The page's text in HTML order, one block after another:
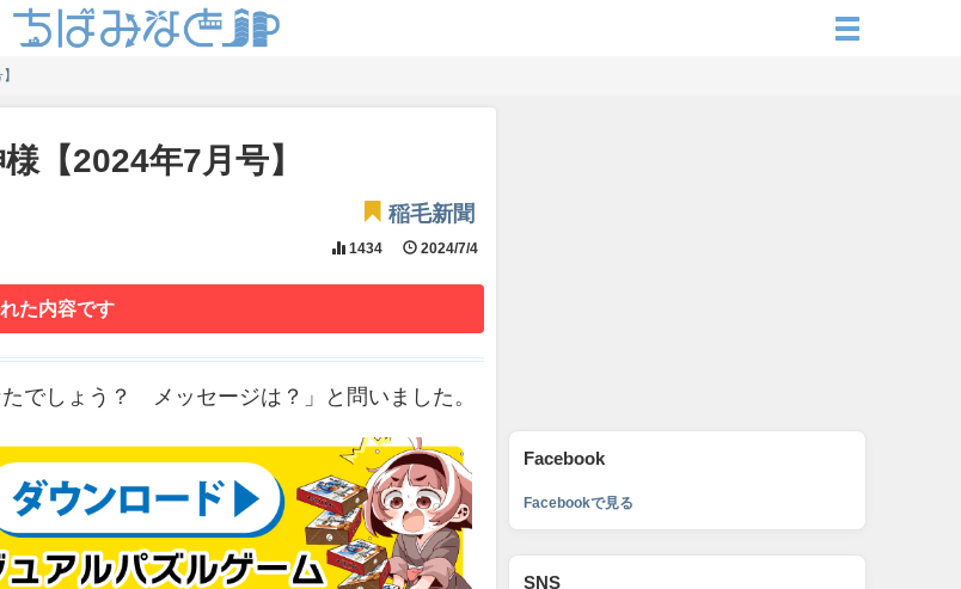
【2024年7月号】
稲毛新聞
1434 2024/7/4
た内容です
でしょう？ メッセージは？」と問いました。
Facebook
Facebookで見る
SNS